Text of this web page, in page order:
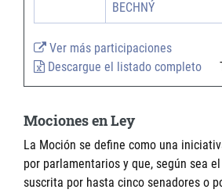
BECHNÝ
Ver más participaciones
Descargue el listado completo
Mociones en Ley
La Moción se define como una
por parlamentarios y que, según sea
suscrita por hasta cinco senadores o